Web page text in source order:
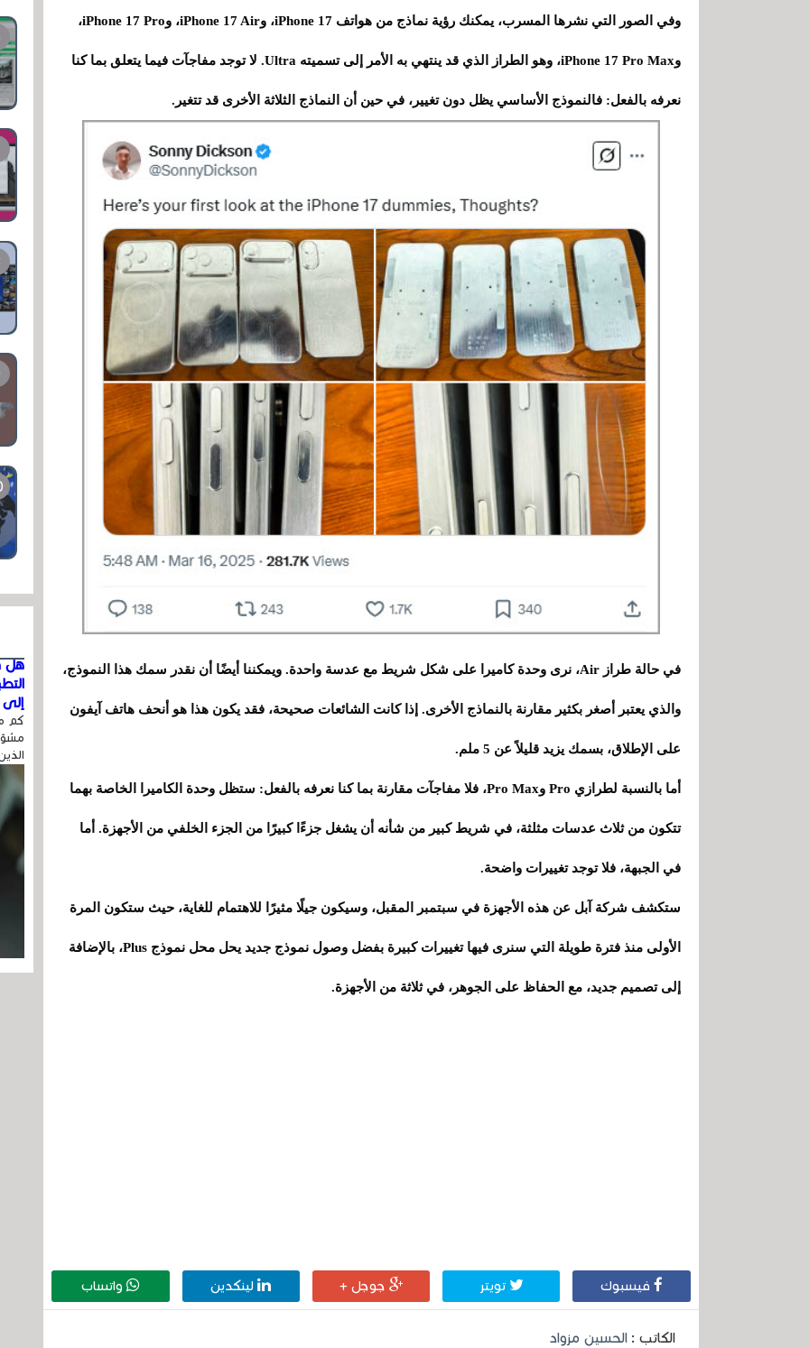
وفي الصور التي نشرها المسرب، يمكنك رؤية نماذج من هواتف iPhone 17، وiPhone 17 Air، وiPhone 17 Pro،
وiPhone 17 Pro Max، وهو الطراز الذي قد ينتهي به الأمر إلى تسميته Ultra. لا توجد مفاجآت فيما يتعلق بما كنا
نعرفه بالفعل: فالنموذج الأساسي يظل دون تغيير، في حين أن النماذج الثلاثة الأخرى قد تتغير.
في حالة طراز Air، نرى وحدة كاميرا على شكل شريط مع عدسة واحدة. ويمكننا أيضًا أن نقدر سمك هذا النموذج،
والذي يعتبر أصغر بكثير مقارنة بالنماذج الأخرى. إذا كانت الشائعات صحيحة، فقد يكون هذا هو أنحف هاتف آيفون
على الإطلاق، بسمك يزيد قليلاً عن 5 ملم.
أما بالنسبة لطرازي Pro وPro Max، فلا مفاجآت مقارنة بما كنا نعرفه بالفعل: ستظل وحدة الكاميرا الخاصة بهما
تتكون من ثلاث عدسات مثلثة، في شريط كبير من شأنه أن يشغل جزءًا كبيرًا من الجزء الخلفي من الأجهزة. أما
في الجبهة، فلا توجد تغييرات واضحة.
ستكشف شركة آبل عن هذه الأجهزة في سبتمبر المقبل، وسيكون جيلًا مثيرًا للاهتمام للغاية، حيث ستكون المرة
الأولى منذ فترة طويلة التي سنرى فيها تغييرات كبيرة بفضل وصول نموذج جديد يحل محل نموذج Plus، بالإضافة
إلى تصميم جديد، مع الحفاظ على الجوهر، في ثلاثة من الأجهزة.
فيسبوك تويتر جوجل + لينكدين واتساب
الكاتب : الحسين مزواد
هل
إلى
كم